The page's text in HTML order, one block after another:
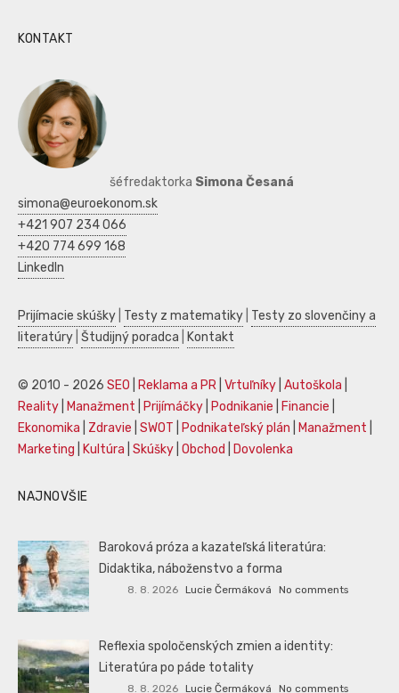
KONTAKT
šéfredaktorka Simona Česaná
simona@euroekonom.sk
+421 907 234 066
+420 774 699 168
LinkedIn
Prijímacie skúšky Testy z matematiky Testy zo slovenčiny a
literatúry Študijný poradca Kontakt
© 2010 - 2026 SEO Reklama a PR Vrtuľníky Autoškola
Reality
Manažment Prijímáčky Podnikanie Financie
Ekonomika
Zdravie SWOT Podnikateľský plán Manažment
Marketing
Kultúra Skúšky Obchod Dovolenka
NAJNOVŠIE
Baroková próza a kazateľská literatúra:
Didaktika, náboženstvo a forma
8. 8. 2026 Lucie Čermáková No comments
Reflexia spoločenských zmien a identity:
Literatúra po páde totality
8. 8. 2026 Lucie Čermáková No comments